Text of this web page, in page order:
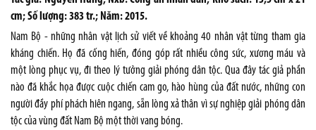
cm; Số lượng: 383 tr.; Năm: 2015.
Nam Bộ - những nhân vật lịch sử viết về khoảng 40 nhân vật từng tham gia
kháng chiến. Họ đã cống hiến, đóng góp rất nhiều công sức, xương máu và
một lòng phục vụ, đi theo lý tưởng giải phóng dân tộc. Qua đây tác giả phần
nào đã khắc họa được cuộc chiến cam go, hào hùng của đất nước, những con
người đầy phí phách hiên ngang, sẵn lòng xả thân vì sự nghiệp giải phóng dân
tộc của vùng đất Nam Bộ một thời vang bóng.